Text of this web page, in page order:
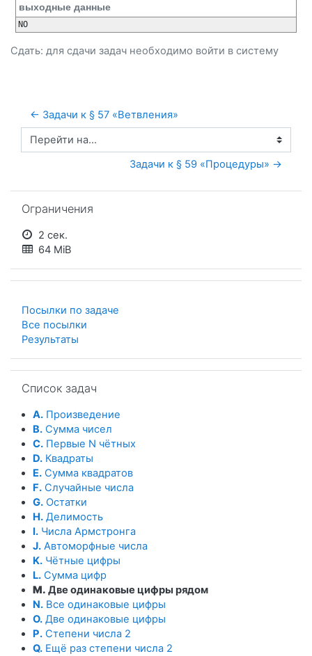
выходные данные
Сдать: для сдачи задач необходимо войти в систему
← Задачи к § 57 «Ветвления»
Перейти на...
Задачи к § 59 «Процедуры» →
Ограничения
2 сек.
64 MiB
Посылки по задаче
Все посылки
Результаты
Список задач
A. Произведение
B. Сумма чисел
C. Первые N чётных
D. Квадраты
E. Сумма квадратов
F. Случайные числа
G. Остатки
H. Делимость
I. Числа Армстронга
J. Автоморфные числа
K. Чётные цифры
L. Сумма цифр
M. Две одинаковые цифры рядом
N. Все одинаковые цифры
O. Две одинаковые цифры
P. Степени числа 2
Q. Ещё раз степени числа 2